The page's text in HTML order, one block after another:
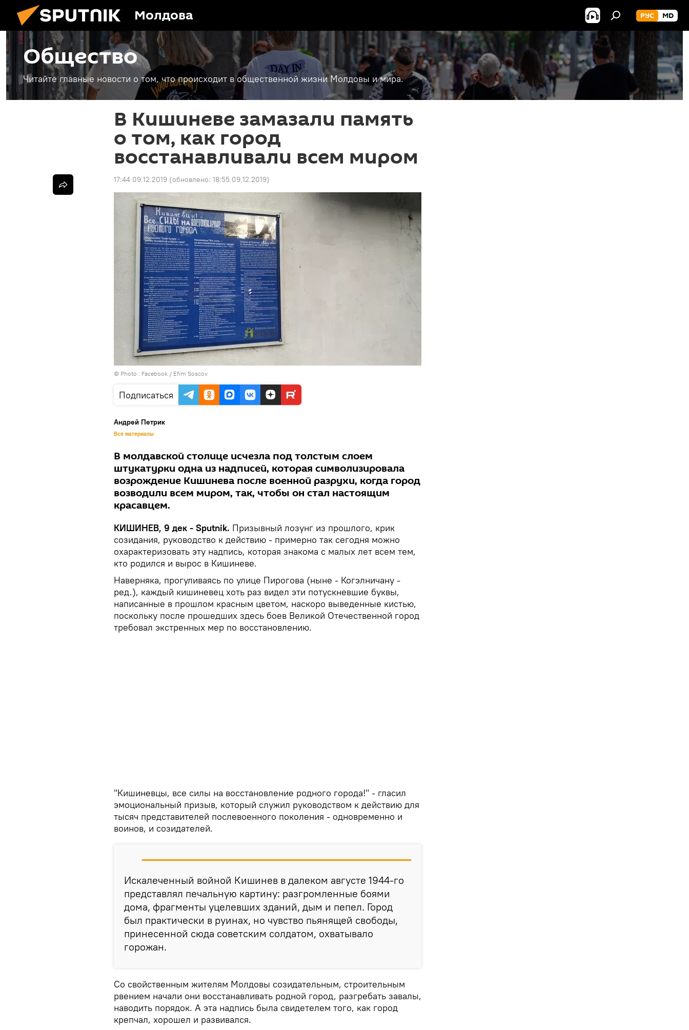
Молдова РУС MD
Общество
Читайте главные новости о том, что происходит в общественной жизни Молдовы и мира.
В Кишиневе замазали память
о том, как город
восстанавливали всем миром
17:44 09.12.2019 (обновлено: 18:55 09.12.2019)
© Photo : Facebook / ‎Efim Soscov‎
Подписаться
Андрей Петрик
Все материалы
В молдавской столице исчезла под толстым слоем
штукатурки одна из надписей, которая символизировала
возрождение Кишинева после военной разрухи, когда город
возводили всем миром, так, чтобы он стал настоящим
красавцем.
КИШИНЕВ, 9 дек - Sputnik. Призывный лозунг из прошлого, крик
созидания, руководство к действию - примерно так сегодня можно
охарактеризовать эту надпись, которая знакома с малых лет всем тем,
кто родился и вырос в Кишиневе.
Наверняка, прогуливаясь по улице Пирогова (ныне - Когэлничану -
ред.), каждый кишиневец хоть раз видел эти потускневшие буквы,
написанные в прошлом красным цветом, наскоро выведенные кистью,
поскольку после прошедших здесь боев Великой Отечественной город
требовал экстренных мер по восстановлению.
"Кишиневцы, все силы на восстановление родного города!" - гласил
эмоциональный призыв, который служил руководством к действию для
тысяч представителей послевоенного поколения - одновременно и
воинов, и созидателей.
Искалеченный войной Кишинев в далеком августе 1944-го
представлял печальную картину: разгромленные боями
дома, фрагменты уцелевших зданий, дым и пепел. Город
был практически в руинах, но чувство пьянящей свободы,
принесенной сюда советским солдатом, охватывало
горожан.
Со свойственным жителям Молдовы созидательным, строительным
рвением начали они восстанавливать родной город, разгребать завалы,
наводить порядок. А эта надпись была свидетелем того, как город
крепчал, хорошел и развивался.